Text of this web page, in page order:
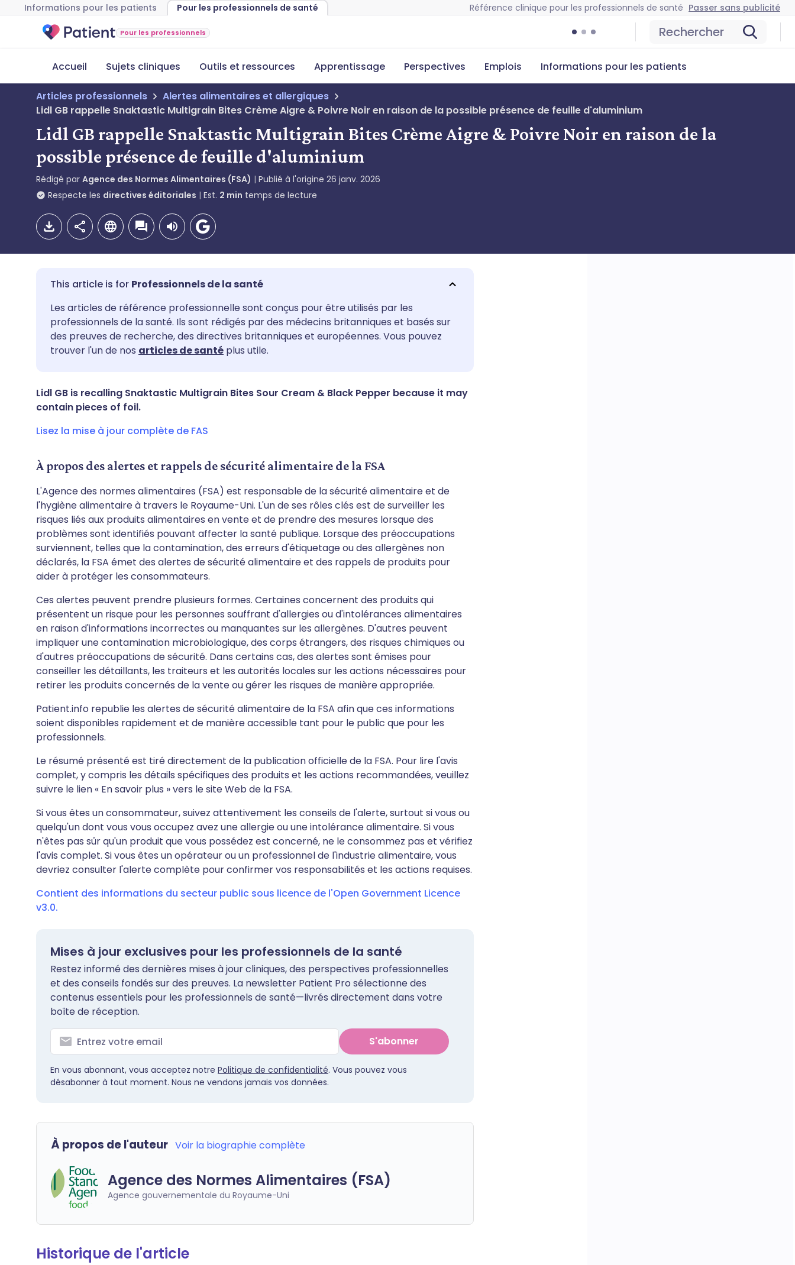
Informations pour les patients Pour les professionnels de santé Référence clinique pour les professionnels de santé Passer sans publicité
Pour les professionnels Rechercher
Accueil Sujets cliniques Outils et ressources Apprentissage Perspectives Emplois Informations pour les patients
Articles professionnels
Alertes alimentaires et allergiques
Lidl GB rappelle Snaktastic Multigrain Bites Crème Aigre & Poivre Noir en raison de la possible présence de feuille d'aluminium
Lidl GB rappelle Snaktastic Multigrain Bites Crème Aigre & Poivre Noir en raison de la
possible présence de feuille d'aluminium
Rédigé par Agence des Normes Alimentaires (FSA) Publié à l'origine 26 janv. 2026
Respecte les directives éditoriales Est. 2 min temps de lecture
Partager par email
Partager sur Facebook
Partager via X
🇬🇧 English 🇩🇪 Deutsch
🇪🇸 Español 🇫🇷 Français
🇮🇳 हिन्दी
Professionnels de la santé
Les articles de référence professionnelle sont conçus pour être utilisés par les
professionnels de la santé. Ils sont rédigés par des médecins britanniques et basés sur
des preuves de recherche, des directives britanniques et européennes. Vous pouvez
trouver l'un de nos articles de santé plus utile.
Lidl GB is recalling Snaktastic Multigrain Bites Sour Cream & Black Pepper because it may
contain pieces of foil.
Lisez la mise à jour complète de FAS
À propos des alertes et rappels de sécurité alimentaire de la FSA
L'Agence des normes alimentaires (FSA) est responsable de la sécurité alimentaire et de
l'hygiène alimentaire à travers le Royaume-Uni. L'un de ses rôles clés est de surveiller les
risques liés aux produits alimentaires en vente et de prendre des mesures lorsque des
problèmes sont identifiés pouvant affecter la santé publique. Lorsque des préoccupations
surviennent, telles que la contamination, des erreurs d'étiquetage ou des allergènes non
déclarés, la FSA émet des alertes de sécurité alimentaire et des rappels de produits pour
aider à protéger les consommateurs.
Ces alertes peuvent prendre plusieurs formes. Certaines concernent des produits qui
présentent un risque pour les personnes souffrant d'allergies ou d'intolérances alimentaires
en raison d'informations incorrectes ou manquantes sur les allergènes. D'autres peuvent
impliquer une contamination microbiologique, des corps étrangers, des risques chimiques ou
d'autres préoccupations de sécurité. Dans certains cas, des alertes sont émises pour
conseiller les détaillants, les traiteurs et les autorités locales sur les actions nécessaires pour
retirer les produits concernés de la vente ou gérer les risques de manière appropriée.
Patient.info republie les alertes de sécurité alimentaire de la FSA afin que ces informations
soient disponibles rapidement et de manière accessible tant pour le public que pour les
professionnels.
Le résumé présenté est tiré directement de la publication officielle de la FSA. Pour lire l'avis
complet, y compris les détails spécifiques des produits et les actions recommandées, veuillez
suivre le lien « En savoir plus » vers le site Web de la FSA.
Si vous êtes un consommateur, suivez attentivement les conseils de l'alerte, surtout si vous ou
quelqu'un dont vous vous occupez avez une allergie ou une intolérance alimentaire. Si vous
n'êtes pas sûr qu'un produit que vous possédez est concerné, ne le consommez pas et vérifiez
l'avis complet. Si vous êtes un opérateur ou un professionnel de l'industrie alimentaire, vous
devriez consulter l'alerte complète pour confirmer vos responsabilités et les actions requises.
Contient des informations du secteur public sous licence de l'Open Government Licence
v3.0.
Mises à jour exclusives pour les professionnels de la santé
Restez informé des dernières mises à jour cliniques, des perspectives professionnelles
et des conseils fondés sur des preuves. La newsletter Patient Pro sélectionne des
contenus essentiels pour les professionnels de santé—livrés directement dans votre
boîte de réception.
S'abonner
En vous abonnant, vous acceptez notre Politique de confidentialité. Vous pouvez vous
désabonner à tout moment. Nous ne vendons jamais vos données.
À propos de l'auteur Voir la biographie complète
Agence des Normes Alimentaires (FSA)
Agence gouvernementale du Royaume-Uni
Historique de l'article